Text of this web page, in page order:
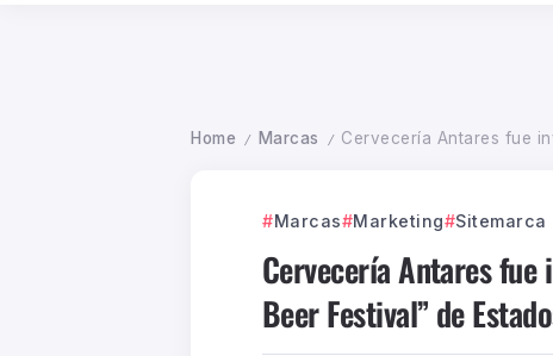
Home / Marcas / Cervecería Antares fue
Marcas Marketing Sitemarca
Cervecería Antares fue
Beer Festival” de